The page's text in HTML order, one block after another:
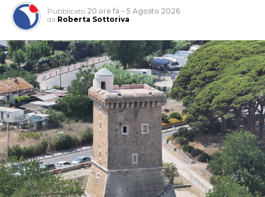
Pubblicato 20 ore fa – 5 Agosto 2026
da Roberta Sottoriva